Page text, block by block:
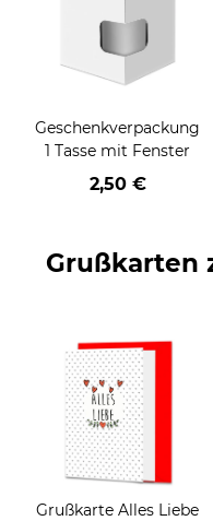
Geschenkverpackung
1 Tasse mit Fenster
2,50 €
Grußkarten
Grußkarte Alles Liebe